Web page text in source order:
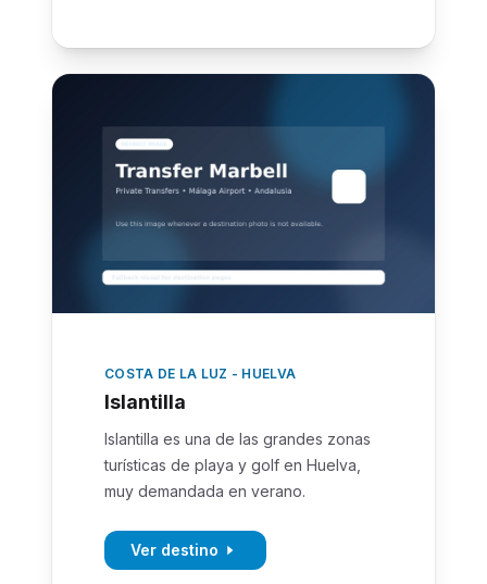
COSTA DE LA LUZ - HUELVA
Islantilla
Islantilla es una de las grandes zonas
turísticas de playa y golf en Huelva,
muy demandada en verano.
Ver destino